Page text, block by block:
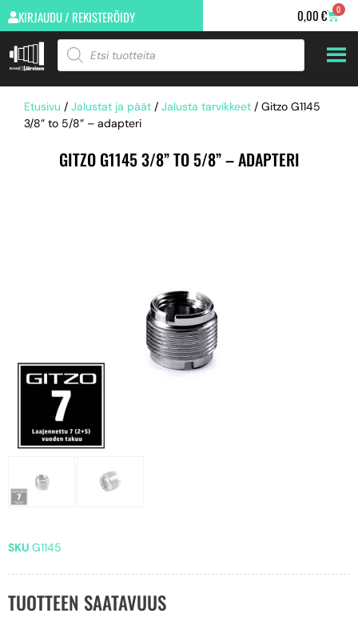
KIRJAUDU / REKISTERÖIDY 0,00€ 0
Etusivu / Jalustat ja päät / Jalusta tarvikkeet / Gitzo G1145
3/8” to 5/8” – adapteri
GITZO G1145 3/8” TO 5/8” – ADAPTERI
SKU G1145
TUOTTEEN SAATAVUUS